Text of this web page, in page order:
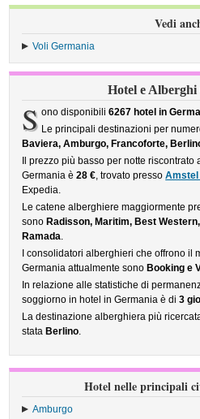
Vedi
Voli Germania
Hotel e Alberghi
S ono disponibili 6267 hotel in
Le principali destinazioni per
Baviera, Amburgo, Francoforte,
Il prezzo più basso per notte
Germania è28 €, trovato pressoAmstel
Expedia.
Le catene alberghiere maggiormente
sono Radisson, Maritim, Best
Ramada.
I consolidatori alberghieri che offrono il
Germania attualmente sono Booking e
In relazione alle statistiche di
soggiorno in hotel in Germania è di3
La destinazione alberghiera più
stata Berlino.
Hotel nelle principali
Amburgo